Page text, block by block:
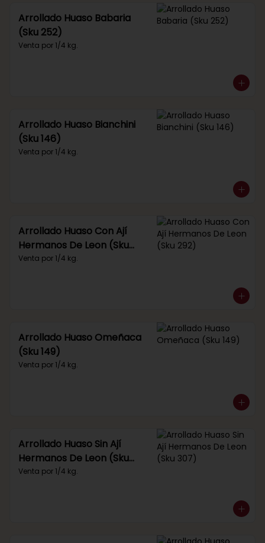
Arrollado Huaso Babaria
(Sku 252)
Venta por 1/4 kg.
Arrollado Huaso Bianchini
(Sku 146)
Venta por 1/4 kg.
Arrollado Huaso Con Ají
Hermanos De Leon (Sku
292)
Venta por 1/4 kg.
Arrollado Huaso Omeñaca
(Sku 149)
Venta por 1/4 kg.
Arrollado Huaso Sin Ají
Hermanos De Leon (Sku
307)
Venta por 1/4 kg.